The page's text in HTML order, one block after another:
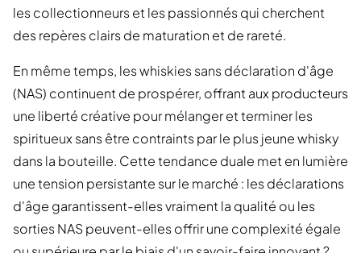
les collectionneurs et les passionnés qui cherchent
des repères clairs de maturation et de rareté.
En même temps, les whiskies sans déclaration d'âge
(NAS) continuent de prospérer, offrant aux producteurs
une liberté créative pour mélanger et terminer les
spiritueux sans être contraints par le plus jeune whisky
dans la bouteille. Cette tendance duale met en lumière
une tension persistante sur le marché : les déclarations
d'âge garantissent-elles vraiment la qualité ou les
sorties NAS peuvent-elles offrir une complexité égale